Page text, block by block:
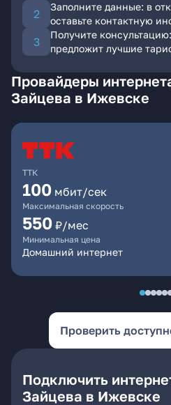
Заполните данные: в
оставьте контактную
Получите
предложит лучшие
Провайдеры
Зайцева в Ижевске
ТТК
100 мбит/сек
Максимальная скорость
550 ₽/мес
Минимальная цена
Домашний интернет
Проверить
Подключить
Зайцева в Ижевске